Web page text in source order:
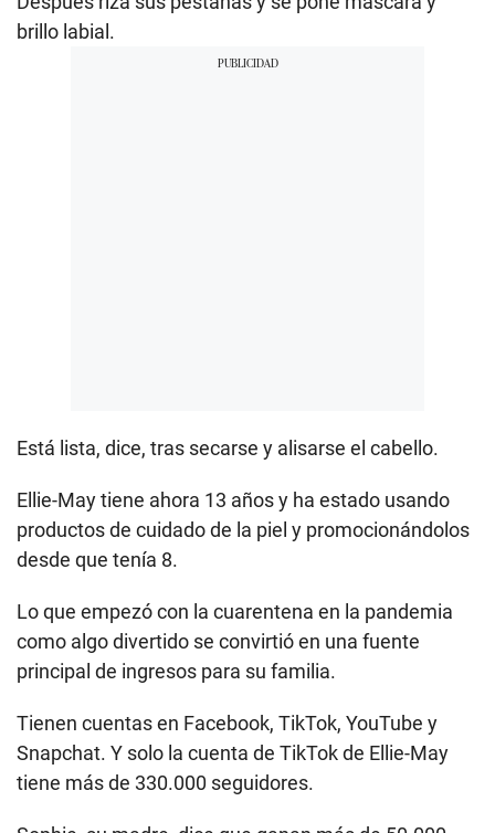
brillo labial.
Está lista, dice, tras secarse y alisarse el cabello.
Ellie-May tiene ahora 13 años y ha estado usando
productos de cuidado de la piel y promocionándolos
desde que tenía 8.
Lo que empezó con la cuarentena en la pandemia
como algo divertido se convirtió en una fuente
principal de ingresos para su familia.
Tienen cuentas en Facebook, TikTok, YouTube y
Snapchat. Y solo la cuenta de TikTok de Ellie-May
tiene más de 330.000 seguidores.